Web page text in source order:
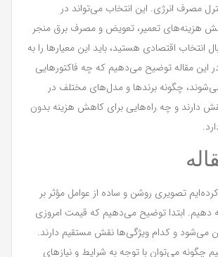
مصرف انرژی. این انتخاب می‌تواند در
هزینه‌های تعمیر، تعویض و مصرف برق منجر
انتخاب اقتصادی هستید، باید این معیارها را به
این مقاله توضیح می‌دهیم که چه فاکتورهایی
چگونه برندها و مدل‌های مختلف در
دارند و چه راه‌هایی برای کاهش هزینه بدون
تصویری روشن و ساده از عوامل مؤثر بر
دهیم. ابتدا توضیح می‌دهیم که قیمت امروزی
می‌شود و کدام ویژگی‌ها نقش مستقیم دارند.
می‌توان با توجه به شرایط و نیازهای